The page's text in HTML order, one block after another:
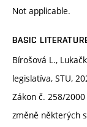
Not applicable.
BASIC
Bírošová L.,
legislatíva, STU,
Zákon č. 258/
změně některých